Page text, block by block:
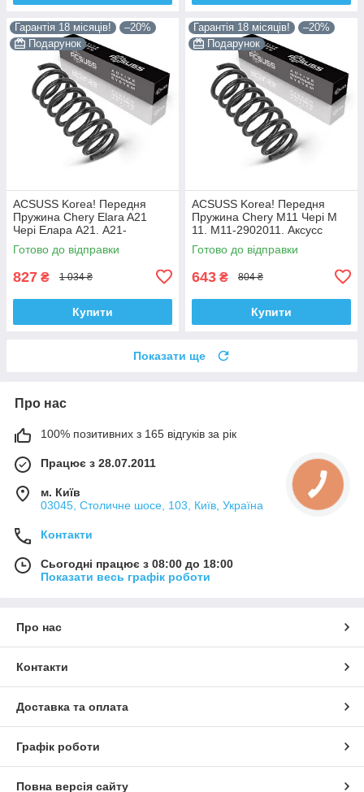
Гарантія 18 місяців!
–20%
Подарунок
ACSUSS Korea! Передня
Пружина Chery Elara A21
Чері Елара А21. A21-
2902011AC. Аксусс Корея
Готово до відправки
827 ₴ 1 034 ₴
Купити
Гарантія 18 місяців!
–20%
Подарунок
ACSUSS Korea! Передня
Пружина Chery M11 Чері М
11. M11-2902011. Аксусс
Корея
Готово до відправки
643 ₴ 804 ₴
Купити
Показати ще
Про нас
100% позитивних з 165 відгуків за рік
Працює з 28.07.2011
м. Київ
03045, Столичне шосе, 103, Київ, Україна
Контакти
Сьогодні працює з 08:00 до 18:00
Показати весь графік роботи
Про нас
Контакти
Доставка та оплата
Графік роботи
Повна версія сайту